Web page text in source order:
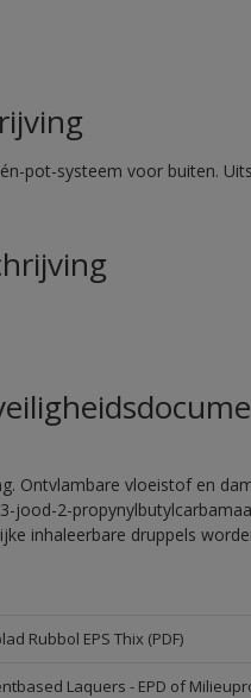
pot-systeem voor buiten.
Ontvlambare vloeistof en
jood-2-
inhaleerbare druppels
Rubbol EPS Thix (PDF)
Laquers - EPD of